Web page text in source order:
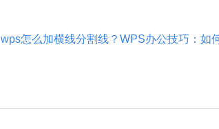
wps怎么加横线分割线？WPS办公技巧：如